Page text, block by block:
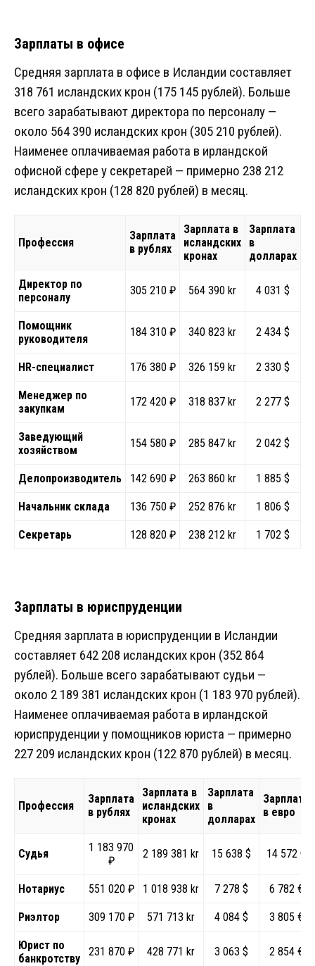
Зарплаты в офисе
Средняя зарплата в офисе в Исландии составляет
318 761 исландских крон (175 145 рублей). Больше
всего зарабатывают директора по персоналу —
около 564 390 исландских крон (305 210 рублей).
Наименее оплачиваемая работа в ирландской
офисной сфере у секретарей — примерно 238 212
исландских крон (128 820 рублей) в месяц.
Профессия
Зарплата
в рублях
Зарплата в
исландских
кронах
Зарплата
в
долларах
Директор по
персоналу
305 210 ₽ 564 390 kr 4 031 $
Помощник
руководителя
184 310 ₽ 340 823 kr 2 434 $
HR-специалист 176 380 ₽ 326 159 kr 2 330 $
Менеджер по
закупкам
172 420 ₽ 318 837 kr 2 277 $
Заведующий
хозяйством
154 580 ₽ 285 847 kr 2 042 $
Делопроизводитель 142 690 ₽ 263 860 kr 1 885 $
Начальник склада 136 750 ₽ 252 876 kr 1 806 $
Секретарь 128 820 ₽ 238 212 kr 1 702 $
Зарплаты в юриспруденции
Средняя зарплата в юриспруденции в Исландии
составляет 642 208 исландских крон (352 864
рублей). Больше всего зарабатывают судьи —
около 2 189 381 исландских крон (1 183 970 рублей).
Наименее оплачиваемая работа в ирландской
юриспруденции у помощников юриста — примерно
227 209 исландских крон (122 870 рублей) в месяц.
Профессия
Зарплата
в рублях
Зарплата в
исландских
кронах
Зарплата
в
долларах
Зарплата
в евро
Судья
1 183 970
₽
2 189 381 kr 15 638 $ 14 572 €
Нотариус 551 020 ₽ 1 018 938 kr 7 278 $ 6 782 €
Риэлтор 309 170 ₽ 571 713 kr 4 084 $ 3 805 €
Юрист по
банкротству
231 870 ₽ 428 771 kr 3 063 $ 2 854 €